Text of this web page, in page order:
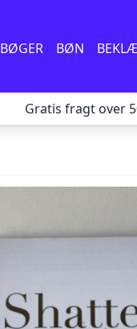
BØGER BØN
Gratis fragt over